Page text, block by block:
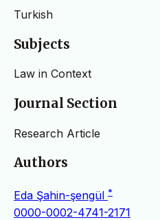
Turkish
Subjects
Law in Context
Journal Section
Research Article
Authors
Eda Şahin-şengül *
0000-0002-4741-2171